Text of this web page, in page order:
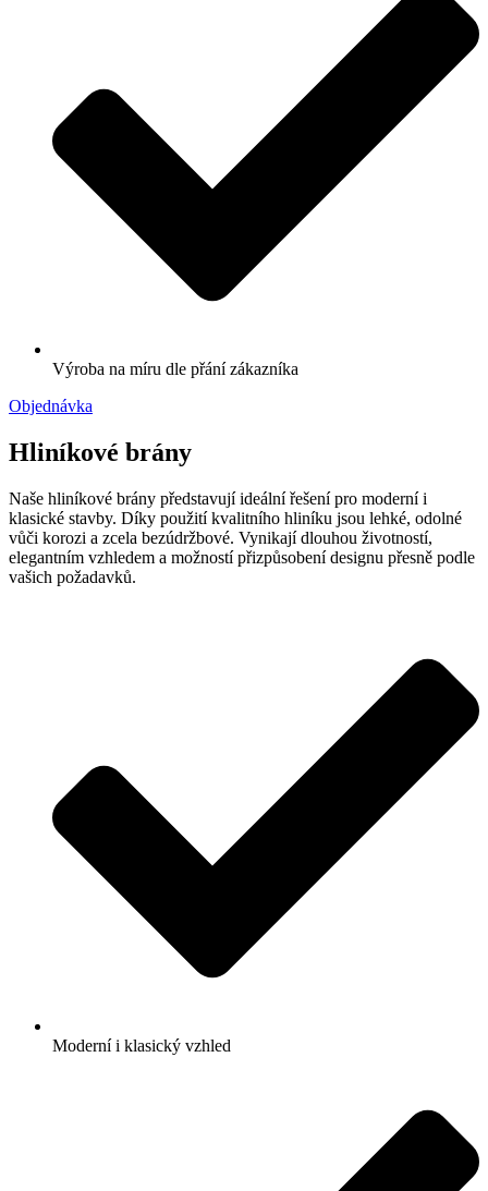
Výroba na míru dle přání zákazníka
Objednávka
Hliníkové brány
Naše hliníkové brány představují ideální řešení pro moderní i
klasické stavby. Díky použití kvalitního hliníku jsou lehké, odolné
vůči korozi a zcela bezúdržbové. Vynikají dlouhou životností,
elegantním vzhledem a možností přizpůsobení designu přesně podle
vašich požadavků.
Moderní i klasický vzhled